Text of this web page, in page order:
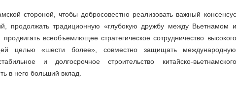
стороной, чтобы добросовестно реализовать важный консенсус
продолжать традиционную «глубокую дружбу между Вьетнамом и
всеобъемлющее стратегическое сотрудничество высокого
целью «шести более», совместно защищать международную
и долгосрочное строительство китайско-вьетнамского
в него больший вклад.